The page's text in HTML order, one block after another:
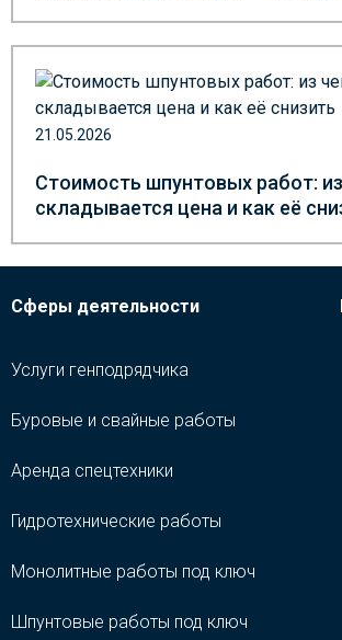
21.05.2026
Стоимость шпунтовых работ:
складывается цена и как её
Сферы деятельности
Услуги генподрядчика
Буровые и свайные работы
Аренда спецтехники
Гидротехнические работы
Монолитные работы под ключ
Шпунтовые работы под ключ